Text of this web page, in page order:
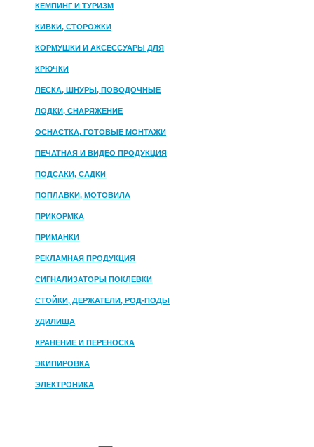
КЕМПИНГ И ТУРИЗМ
КИВКИ, СТОРОЖКИ
КОРМУШКИ И АКСЕССУАРЫ ДЛЯ
ПРИКОРМКИ
КРЮЧКИ
ЛЕСКА, ШНУРЫ, ПОВОДОЧНЫЕ
МАТЕРИАЛЫ
ЛОДКИ, СНАРЯЖЕНИЕ
ОСНАСТКА, ГОТОВЫЕ МОНТАЖИ
ПЕЧАТНАЯ И ВИДЕО ПРОДУКЦИЯ
ПОДСАКИ, САДКИ
ПОПЛАВКИ, МОТОВИЛА
ПРИКОРМКА
ПРИМАНКИ
РЕКЛАМНАЯ ПРОДУКЦИЯ
СИГНАЛИЗАТОРЫ ПОКЛЕВКИ
СТОЙКИ, ДЕРЖАТЕЛИ, РОД-ПОДЫ
УДИЛИЩА
ХРАНЕНИЕ И ПЕРЕНОСКА
ЭКИПИРОВКА
ЭЛЕКТРОНИКА